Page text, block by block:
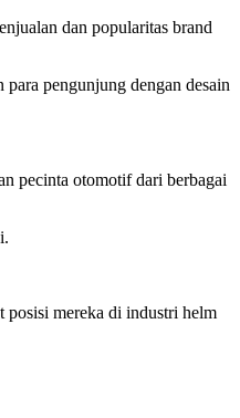
dan popularitas brand
pengunjung dengan desain
pecinta otomotif dari berbagai
posisi mereka di industri helm